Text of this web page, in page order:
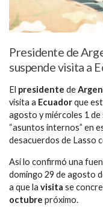
Presidente de
suspende visita a
El presidente de
visita a Ecuadorque
agosto y miércoles 1
“asuntos internos” en
desacuerdos de Lasso
Así lo confirmó una
domingo 29 de agosto
a que la visita se
octubre próximo.